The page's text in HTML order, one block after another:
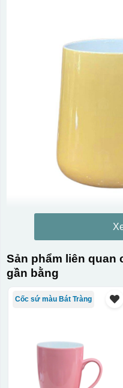
Sản phẩm liên quan
gần bằng
Cốc sứ màu Bát Tràng